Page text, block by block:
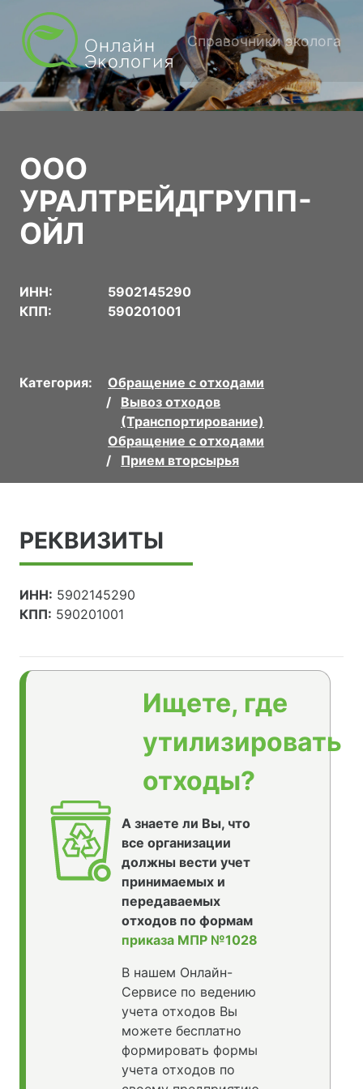
Справочники эколога
ООО
УРАЛТРЕЙДГРУПП-
ОЙЛ
ИНН:
5902145290
КПП:
590201001
Категория:
Обращение с отходами
Вывоз отходов
(Транспортирование)
Обращение с отходами
Прием вторсырья
РЕКВИЗИТЫ
ИНН: 5902145290
КПП: 590201001
Ищете, где
утилизировать
отходы?
А знаете ли Вы, что
все организации
должны вести учет
принимаемых и
передаваемых
отходов по формам
приказа МПР №1028
В нашем Онлайн-
Сервисе по ведению
учета отходов Вы
можете бесплатно
формировать формы
учета отходов по